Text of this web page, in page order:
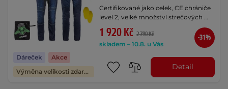
Dáreček
Akce
Výměna velikosti zdarma
Certifikované jako celek, CE chrániče
level 2, velké množství strečových …
1 920 Kč 2 790 Kč
skladem – 10.8. u Vás
-31%
Detail